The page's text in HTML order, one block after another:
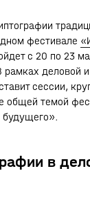
фестивале
с 20 по 23
деловой и
сессии,
общей темой
в